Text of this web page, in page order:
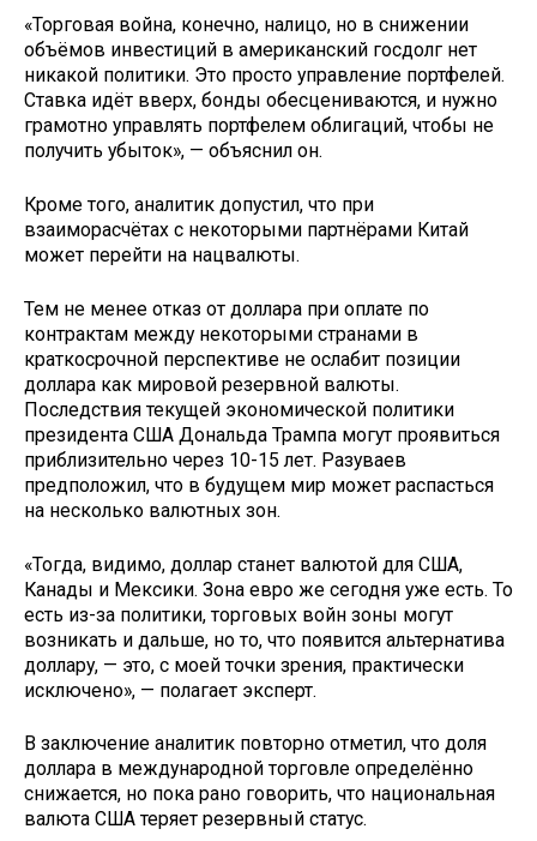
«Торговая война, конечно, налицо, но в снижении
объёмов инвестиций в американский госдолг нет
никакой политики. Это просто управление портфелей.
Ставка идёт вверх, бонды обесцениваются, и нужно
грамотно управлять портфелем облигаций, чтобы не
получить убыток», — объяснил он.
Кроме того, аналитик допустил, что при
взаиморасчётах с некоторыми партнёрами Китай
может перейти на нацвалюты.
Тем не менее отказ от доллара при оплате по
контрактам между некоторыми странами в
краткосрочной перспективе не ослабит позиции
доллара как мировой резервной валюты.
Последствия текущей экономической политики
президента США Дональда Трампа могут проявиться
приблизительно через 10-15 лет. Разуваев
предположил, что в будущем мир может распасться
на несколько валютных зон.
«Тогда, видимо, доллар станет валютой для США,
Канады и Мексики. Зона евро же сегодня уже есть. То
есть из-за политики, торговых войн зоны могут
возникать и дальше, но то, что появится альтернатива
доллару, — это, с моей точки зрения, практически
исключено», — полагает эксперт.
В заключение аналитик повторно отметил, что доля
доллара в международной торговле определённо
снижается, но пока рано говорить, что национальная
валюта США теряет резервный статус.